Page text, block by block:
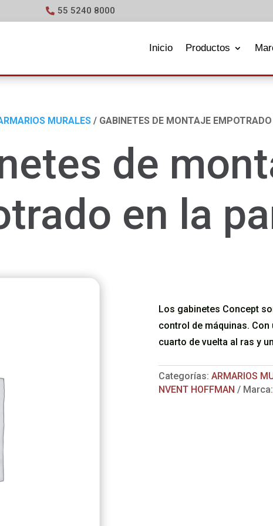
55 5240 8000
Inicio Productos
MURALES/ GABINETES DE MONTAJE EMPOTRADO
de
en la
Los gabinetes Concept
control de máquinas.
cuarto de vuelta al ras y
Categorías: ARMARIOS
NVENT HOFFMAN
Marca: